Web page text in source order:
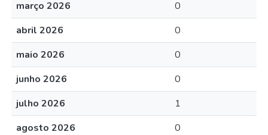
março 2026
0
abril 2026
0
maio 2026
0
junho 2026
0
julho 2026
1
agosto 2026
0